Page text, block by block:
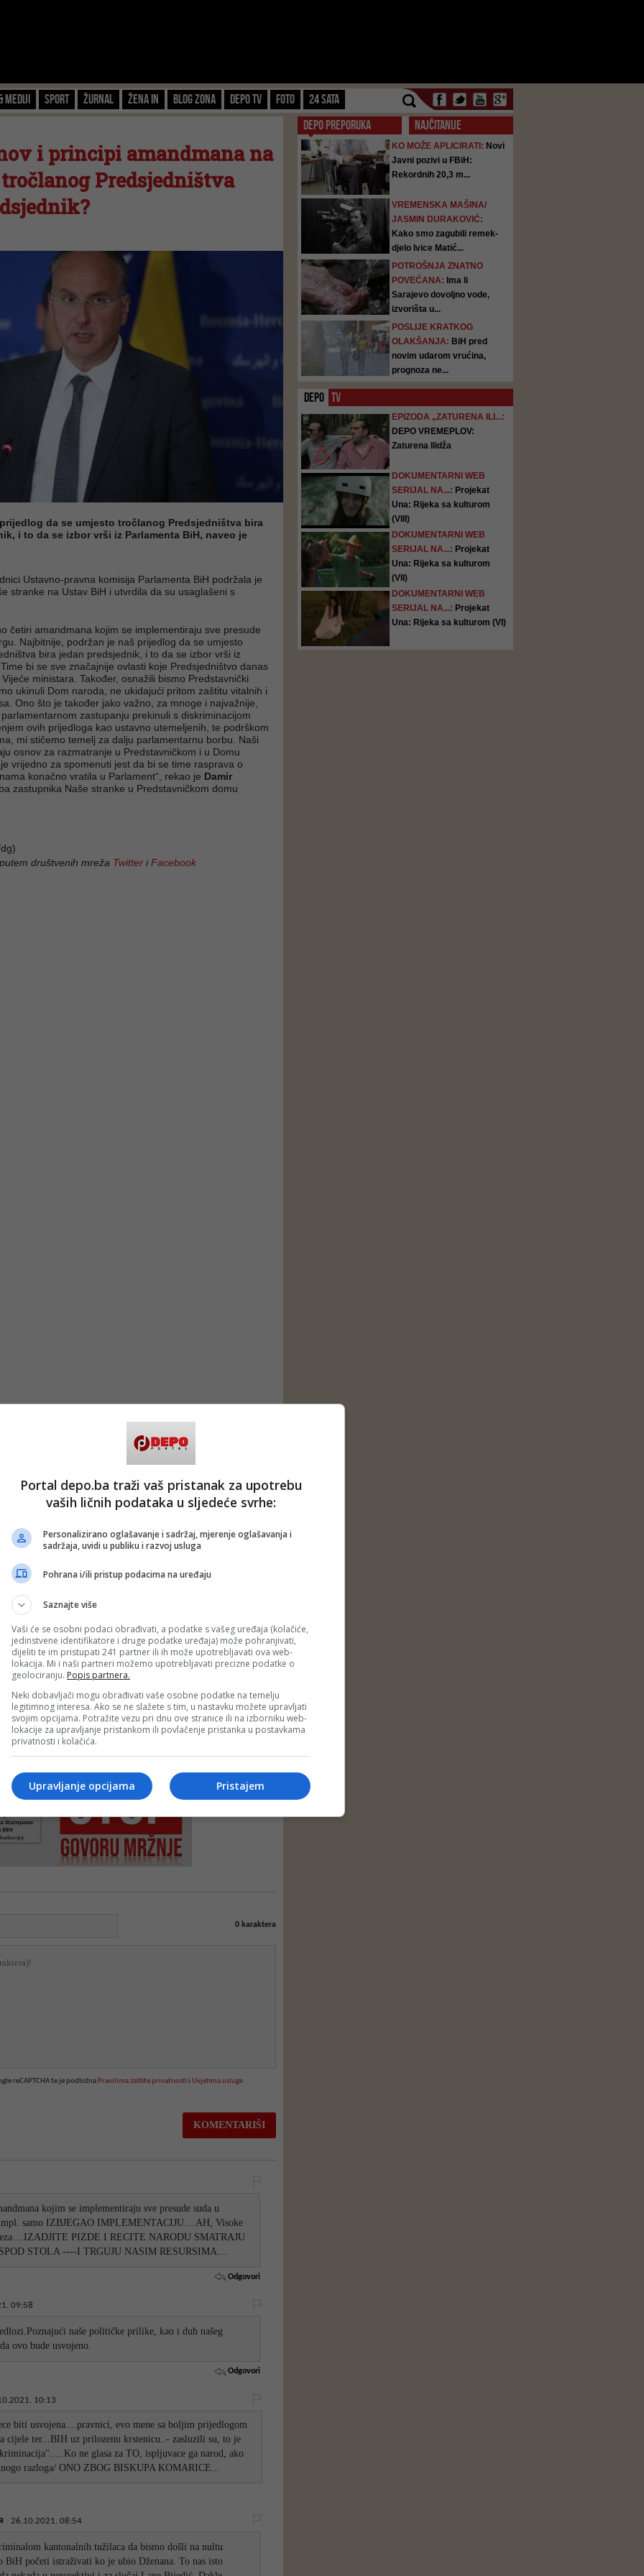
Mediji Sport Žurnal Žena IN Blog zona Depo TV FOTO 24 SATA
i principi amandmana na
Predsjedništva
da se umjesto tročlanog Predsjedništva bira
i to da se izbor vrši iz Parlamenta BiH, naveo je
Ustavno-pravna komisija Parlamenta BiH podržala je
stranke na Ustav BiH i utvrdila da su usaglašeni s
četiri amandmana kojim se implementiraju sve presude
Najbitnije, podržan je naš prijedlog da se umjesto
bira jedan predsjednik, i to da se izbor vrši iz
bi se sve značajnije ovlasti koje Predsjedništvo danas
ministara. Također, osnažili bismo Predstavnički
ukinuli Dom naroda, ne ukidajući pritom zaštitu vitalnih i
Ono što je također jako važno, za mnoge i najvažnije,
zastupanju prekinuli s diskriminacijom
ovih prijedloga kao ustavno utemeljenih, te podrškom
mi stičemo temelj za dalju parlamentarnu borbu. Naši
osnov za razmatranje u Predstavničkom i u Domu
vrijedno za spomenuti jest da bi se time rasprava o
konačno vratila u Parlament“, rekao je Damir
zastupnika Naše stranke u Predstavničkom domu
društvenih mreža Twitter iFacebook
neprimjereni dio ili cijeli komentar bez najave i objašnjenja. Mišljenja
Depo.ba!
0karaktera
reCAPTCHA te je podložna Pravilima zaštite privatnostii Uvjetima usluge
kojim se implementiraju sve presude suda u
samo IZBJEGAO IMPLEMENTACIJU....AH, Visoke
PIZDE I RECITE NARODU SMATRAJU
STOLA ----I TRGUJU NASIM RESURSIMA....
Odgovori
09:58
naše političke prilike, kao i duh našeg
ovo bude usvojeno.
Odgovori
10:13
biti usvojena....pravnici, evo mene sa boljim prijedlogom
cijele ter...BIH uz prilozenu krstenicu..- zasluzili su, to je
ne glasa za TO, ispljuvace ga narod, ako
razloga/ ONO ZBOG BISKUPA KOMARICE...
26.10.2021. 08:54
kantonalnih tužilaca da bismo došli na nultu
BiH početi istraživati ko je ubio Dženana. To nas isto
DEPO PREPORUKA NAJČITANIJE
KO MOŽE APLICIRATI: Novi
Javni pozivi u FBiH:
Rekordnih 20,3 m...
VREMENSKA MAŠINA/
JASMIN DURAKOVIĆ:
Kako smo zagubili remek-
djelo Ivice Matić...
POTROŠNJA ZNATNO
POVEĆANA: Ima li
Sarajevo dovoljno vode,
izvorišta u...
POSLIJE KRATKOG
OLAKŠANJA: BiH pred
novim udarom vrućina,
prognoza ne...
DEPO TV
EPIZODA „ZATURENA ILI...:
DEPO VREMEPLOV:
Zaturena Ilidža
DOKUMENTARNI WEB
SERIJAL NA...: Projekat
Una: Rijeka sa kulturom
(VIII)
DOKUMENTARNI WEB
SERIJAL NA...: Projekat
Una: Rijeka sa kulturom
(VII)
DOKUMENTARNI WEB
SERIJAL NA...: Projekat
Una: Rijeka sa kulturom (VI)
Portal depo.ba traži vaš pristanak za upotrebu
vaših ličnih podataka u sljedeće svrhe:
Personalizirano oglašavanje i sadržaj, mjerenje oglašavanja i
sadržaja, uvidi u publiku i razvoj usluga
Pohrana i/ili pristup podacima na uređaju
Saznajte više
Vaši će se osobni podaci obrađivati, a podatke s vašeg uređaja (kolačiće,
jedinstvene identifikatore i druge podatke uređaja) može pohranjivati,
dijeliti te im pristupati 241 partner ili ih može upotrebljavati ova web-
lokacija. Mi i naši partneri možemo upotrebljavati precizne podatke o
geolociranju. Popis partnera.
Neki dobavljači mogu obrađivati vaše osobne podatke na temelju
legitimnog interesa. Ako se ne slažete s tim, u nastavku možete upravljati
svojim opcijama. Potražite vezu pri dnu ove stranice ili na izborniku web-
lokacije za upravljanje pristankom ili povlačenje pristanka u postavkama
privatnosti i kolačića.
Pristajem
Upravljanje opcijama